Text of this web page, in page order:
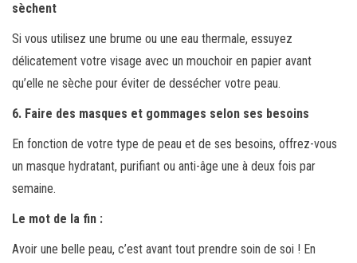
sèchent
Si vous utilisez une brume ou une eau thermale, essuyez
délicatement votre visage avec un mouchoir en papier avant
qu’elle ne sèche pour éviter de dessécher votre peau.
6. Faire des masques et gommages selon ses besoins
En fonction de votre type de peau et de ses besoins, offrez-vous
un masque hydratant, purifiant ou anti-âge une à deux fois par
semaine.
Le mot de la fin :
Avoir une belle peau, c’est avant tout prendre soin de soi ! En